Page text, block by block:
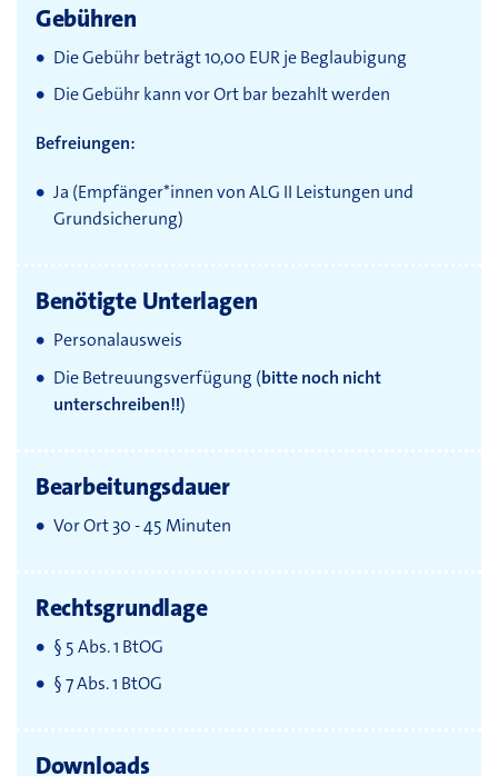
Gebühren
Die Gebühr beträgt 10,00 EUR je Beglaubigung
Die Gebühr kann vor Ort bar bezahlt werden
Befreiungen:
Ja (Empfänger*innen von ALG II Leistungen und
Grundsicherung)
Benötigte Unterlagen
Personalausweis
Die Betreuungsverfügung (bitte noch nicht
unterschreiben!!)
Bearbeitungsdauer
Vor Ort 30 - 45 Minuten
Rechtsgrundlage
§ 5 Abs. 1 BtOG
§ 7 Abs. 1 BtOG
Downloads